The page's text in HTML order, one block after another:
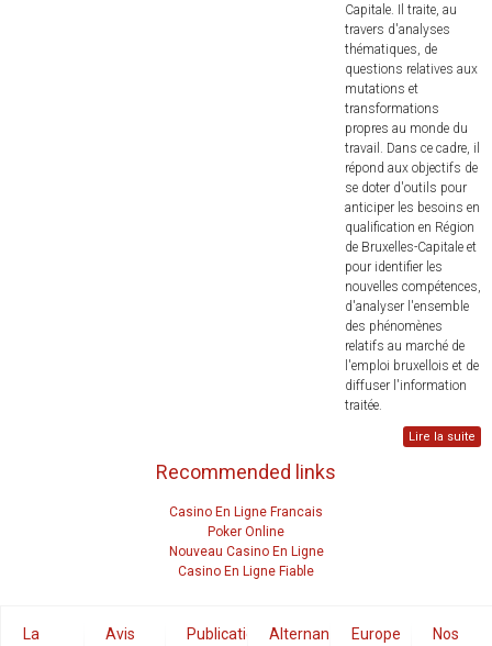
Capitale. Il traite, au
travers d'analyses
thématiques, de
questions relatives aux
mutations et
transformations
propres au monde du
travail. Dans ce cadre, il
répond aux objectifs de
se doter d'outils pour
anticiper les besoins en
qualification en Région
de Bruxelles-Capitale et
pour identifier les
nouvelles compétences,
d'analyser l'ensemble
des phénomènes
relatifs au marché de
l'emploi bruxellois et de
diffuser l'information
traitée.
Lire la suite
Recommended links
Casino En Ligne Francais
Poker Online
Nouveau Casino En Ligne
Casino En Ligne Fiable
La
Avis PublicationsAlternance Europe
Nos